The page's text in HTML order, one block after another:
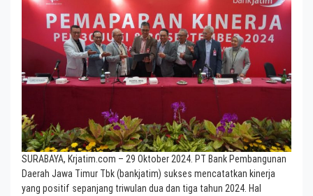
SURABAYA, Krjatim.com – 29 Oktober 2024. PT Bank Pembangunan
Daerah Jawa Timur Tbk (bankjatim) sukses mencatatkan kinerja
yang positif sepanjang triwulan dua dan tiga tahun 2024. Hal